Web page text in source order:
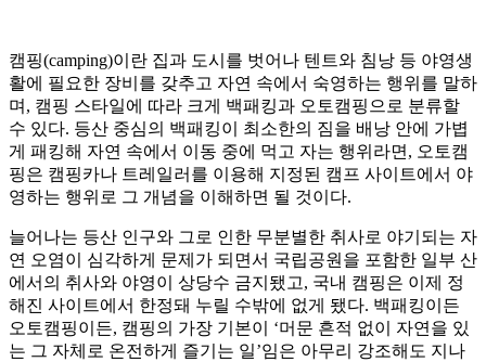
캠핑(camping)이란 집과 도시를 벗어나 텐트와 침낭 등 야영생
활에 필요한 장비를 갖추고 자연 속에서 숙영하는 행위를 말하
며, 캠핑 스타일에 따라 크게 백패킹과 오토캠핑으로 분류할
수 있다. 등산 중심의 백패킹이 최소한의 짐을 배낭 안에 가볍
게 패킹해 자연 속에서 이동 중에 먹고 자는 행위라면, 오토캠
핑은 캠핑카나 트레일러를 이용해 지정된 캠프 사이트에서 야
영하는 행위로 그 개념을 이해하면 될 것이다.
늘어나는 등산 인구와 그로 인한 무분별한 취사로 야기되는 자
연 오염이 심각하게 문제가 되면서 국립공원을 포함한 일부 산
에서의 취사와 야영이 상당수 금지됐고, 국내 캠핑은 이제 정
해진 사이트에서 한정돼 누릴 수밖에 없게 됐다. 백패킹이든
오토캠핑이든, 캠핑의 가장 기본이 ‘머문 흔적 없이 자연을 있
는 그 자체로 온전하게 즐기는 일’임은 아무리 강조해도 지나